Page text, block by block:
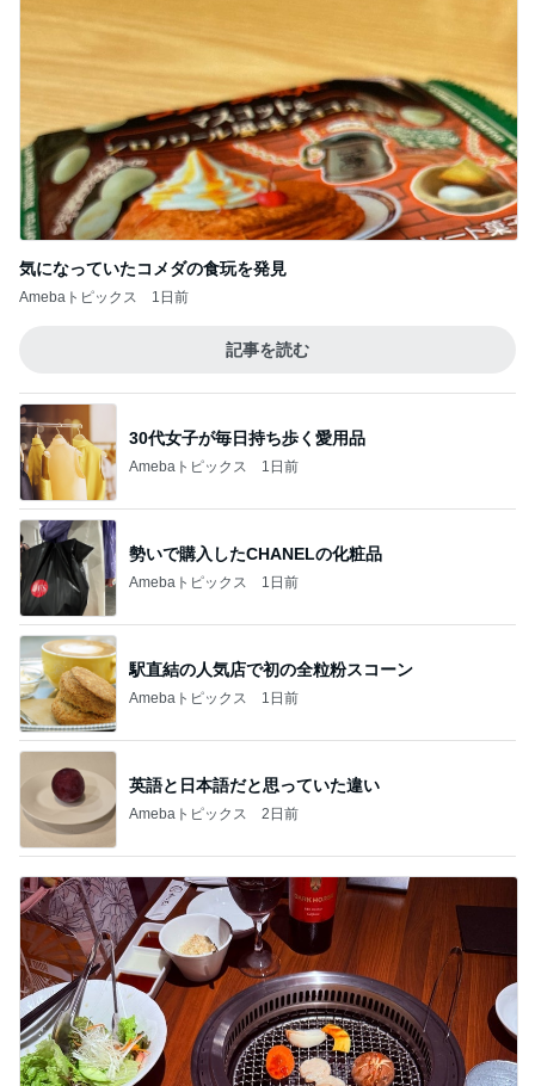
気になっていたコメダの食玩を発見
Amebaトピックス 1日前
記事を読む
30代女子が毎日持ち歩く愛用品
Amebaトピックス 1日前
勢いで購入したCHANELの化粧品
Amebaトピックス 1日前
駅直結の人気店で初の全粒粉スコーン
Amebaトピックス 1日前
英語と日本語だと思っていた違い
Amebaトピックス 2日前